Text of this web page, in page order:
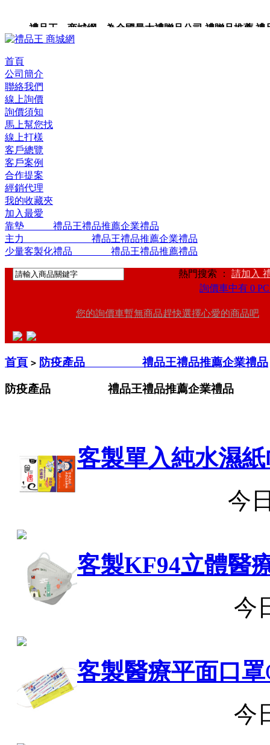
禮品王 商城網 為全國最大禮贈品公司,禮贈品推薦,禮
品包裝,禮品卡,企業禮品,禮品小物,高級禮品,禮品網站。
首頁
公司簡介
聯絡我們
線上詢價
詢價須知
馬上幫您找
線上打樣
客戶總覽
客戶案例
合作提案
經銷代理
我的收藏夾
加入最愛
靠墊 禮品王禮品推薦企業禮品
主力 禮品王禮品推薦企業禮品
少量客製化禮品 禮品王禮品推薦禮品
熱門搜索 ： 請加入
詢價車中有 0
您的詢價車暫無商品趕快選擇心愛的商品吧
首頁 > 防疫產品 禮品王禮品推薦企業禮品
防疫產品 禮品王禮品推薦企業禮品
客製單入純水濕
今
客製KF94立體醫
今
客製醫療平面口罩
今